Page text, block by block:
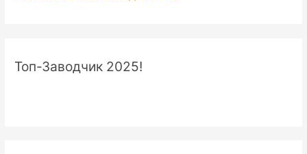
Топ-Заводчик 2025!